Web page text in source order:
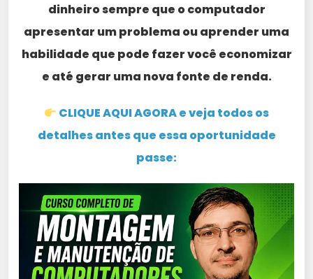
dinheiro sempre que o computador
apresentar um problema ou aprender uma
habilidade que pode fazer você economizar
e até gerar uma nova fonte de renda.
CLIQUE AQUI AGORA e veja todos os
detalhes antes que essa oportunidade
passe: